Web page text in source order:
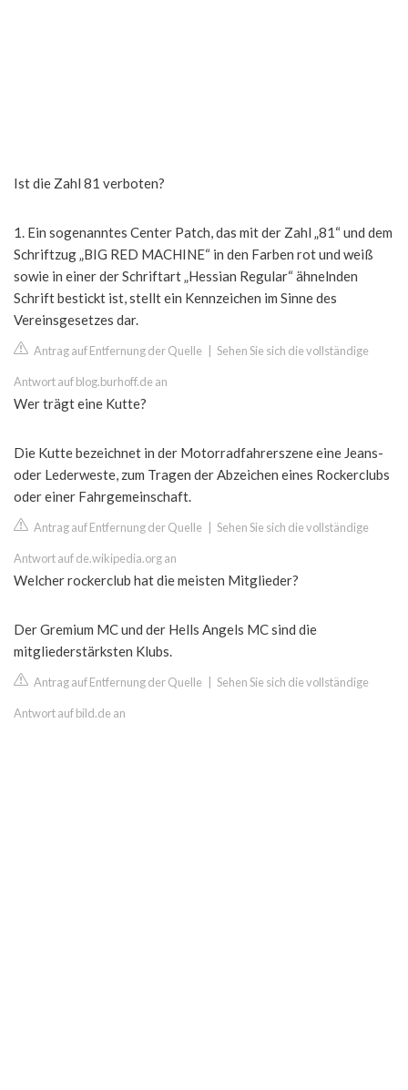
Ist die Zahl 81 verboten?
1. Ein sogenanntes Center Patch, das mit der Zahl „81“ und dem
Schriftzug „BIG RED MACHINE“ in den Farben rot und weiß
sowie in einer der Schriftart „Hessian Regular“ ähnelnden
Schrift bestickt ist, stellt ein Kennzeichen im Sinne des
Vereinsgesetzes dar.
Antrag auf Entfernung der Quelle Sehen Sie sich die vollständige
Antwort auf blog.burhoff.de an
Wer trägt eine Kutte?
Die Kutte bezeichnet in der Motorradfahrerszene eine Jeans-
oder Lederweste, zum Tragen der Abzeichen eines Rockerclubs
oder einer Fahrgemeinschaft.
Antrag auf Entfernung der Quelle Sehen Sie sich die vollständige
Antwort auf de.wikipedia.org an
Welcher rockerclub hat die meisten Mitglieder?
Der Gremium MC und der Hells Angels MC sind die
mitgliederstärksten Klubs.
Antrag auf Entfernung der Quelle Sehen Sie sich die vollständige
Antwort auf bild.de an